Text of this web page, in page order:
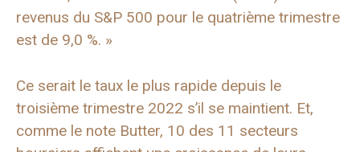
revenus du S&P 500 pour le quatrième trimestre
est de 9,0 %. »
Ce serait le taux le plus rapide depuis le
troisième trimestre 2022 s’il se maintient. Et,
comme le note Butter, 10 des 11 secteurs